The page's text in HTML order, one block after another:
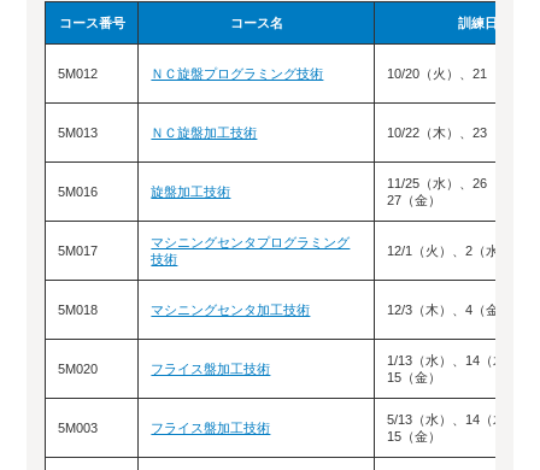
コース番号 コース名 訓練日程
5M012 ＮＣ旋盤プログラミング技術 10/20（火）、21（水）
5M013 ＮＣ旋盤加工技術 10/22（木）、23（金）
5M016 旋盤加工技術
11/25（水）、26（木）、
27（金）
5M017
マシニングセンタプログラミング
技術
12/1（火）、2（水）
5M018 マシニングセンタ加工技術 12/3（木）、4（金）
5M020 フライス盤加工技術
1/13（水）、14（木）、
15（金）
5M003 フライス盤加工技術
5/13（水）、14（木）、
15（金）